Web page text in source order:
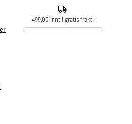
499,00 inntil gratis frakt!